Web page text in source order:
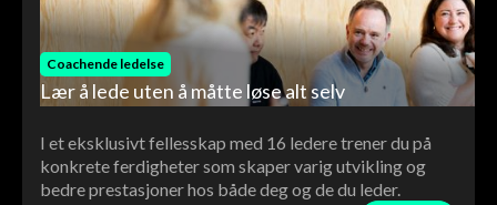
Coachende ledelse
Lær å lede uten å måtte løse alt selv
I et eksklusivt fellesskap med 16 ledere trener du på
konkrete ferdigheter som skaper varig utvikling og
bedre prestasjoner hos både deg og de du leder.